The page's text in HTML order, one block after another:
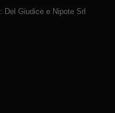
Del Giudice e Nipote Srl